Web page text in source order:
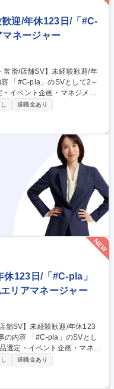
自店舗の客層や商品の売れ
【大阪・奈
」カプセルトイ
歓迎/年休123日/「#C-
ネージャー
イベント企画・マネジメン
持ちながらキャリアを積むこ
客層や売上を踏まえて、追加
年など）・商品の在庫管理・
人員管理（アルバイト社員の
討（自店舗の客層や商品の売
職種 【名古
#C-pla」カプセルトイ
退職金あり
休123日/「#C-pla」
リアマネージャー
選定・イベント企画・マネジ
権を持ちながらキャリアを積
舗の客層や売上を踏まえて、
退職金あり